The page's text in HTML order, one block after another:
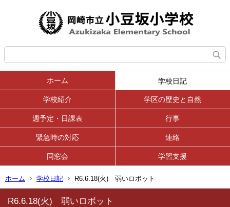
ホーム 学校日記
学校紹介 学区の歴史と自然
週予定・日課表 行事
緊急時の対応 連絡
同窓会 学習支援
ホーム 学校日記 R6.6.18(火) 弱いロボット
R6.6.18(火) 弱いロボット